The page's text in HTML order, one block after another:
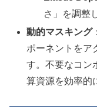
さ」を調整
動的マスキング
ポーネントをア
す。不要なコン
算資源を効率的